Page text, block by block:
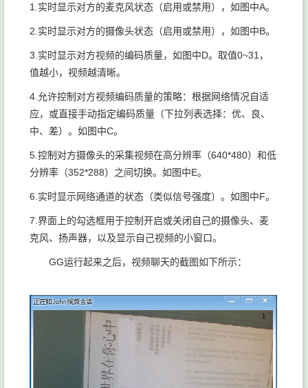
1.实时显示对方的麦克风状态（启用或禁用），如图中A。
2.实时显示对方的摄像头状态（启用或禁用），如图中B。
3.实时显示对方视频的编码质量，如图中D。取值0~31，
值越小，视频越清晰。
4.允许控制对方视频编码质量的策略：根据网络情况自适
应，或直接手动指定编码质量（下拉列表选择：优、良、
中、差）。如图中C。
5.控制对方摄像头的采集视频在高分辨率（640*480）和低
分辨率（352*288）之间切换。如图中E。
6.实时显示网络通道的状态（类似信号强度）。如图中F。
7.界面上的勾选框用于控制开启或关闭自己的摄像头、麦
克风、扬声器，以及显示自己视频的小窗口。
GG运行起来之后，视频聊天的截图如下所示：